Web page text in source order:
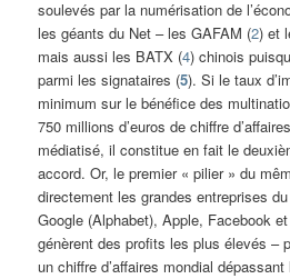
soulevés par la numérisation de
les géants du Net – les GAFAM (2) et
mais aussi les BATX (4) chinois
parmi les signataires (5). Si le taux
minimum sur le bénéfice des
750 millions d’euros de chiffre
médiatisé, il constitue en fait le
accord. Or, le premier « pilier » du
directement les grandes entreprises
Google (Alphabet), Apple, Facebook
génèrent des profits les plus élevés –
un chiffre d’affaires mondial